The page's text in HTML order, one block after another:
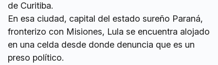
de Curitiba.
En esa ciudad, capital del estado sureño Paraná,
fronterizo con Misiones, Lula se encuentra alojado
en una celda desde donde denuncia que es un
preso político.